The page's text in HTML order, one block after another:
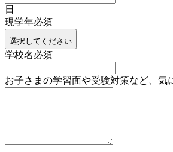
日
現学年必須
選択してください
学校名必須
お子さまの学習面や受験対策など、気